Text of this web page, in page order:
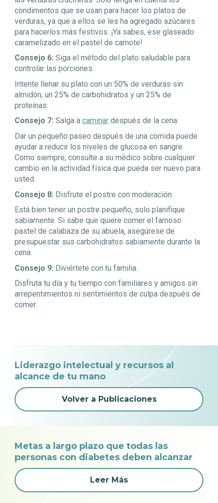
condimentos que se usan para hacer los platos de
verduras, ya que a ellos se les ha agregado azúcares
para hacerlos más festivos. ¡Ya sabes, ese glaseado
caramelizado en el pastel de camote!
Consejo 6: Siga el método del plato saludable para
controlar las porciones.
Intente llenar su plato con un 50% de verduras sin
almidón, un 25% de carbohidratos y un 25% de
proteínas.
Consejo 7: Salga a caminar después de la cena.
Dar un pequeño paseo después de una comida puede
ayudar a reducir los niveles de glucosa en sangre.
Como siempre, consulte a su médico sobre cualquier
cambio en la actividad física que pueda ser nuevo para
usted.
Consejo 8: Disfrute el postre con moderación.
Está bien tener un postre pequeño, solo planifique
sabiamente. Si sabe que quiere comer el famoso
pastel de calabaza de su abuela, asegúrese de
presupuestar sus carbohidratos sabiamente durante la
cena.
Consejo 9: Diviértete con tu familia.
Disfruta tu día y tu tiempo con familiares y amigos sin
arrepentimientos ni sentimientos de culpa después de
comer.
Liderazgo intelectual y recursos al
alcance de tu mano
Volver a Publicaciones
Metas a largo plazo que todas las
personas con diabetes deben alcanzar
Leer Más